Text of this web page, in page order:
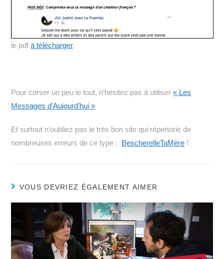
le pdfà télécharger.
Pour corser un peu le tout, n’hésitez pas à utiliser« Les
Messages d’Aujourd’hui »
Et surtout n’oubliez pas le très bon site qui répertorie de
nombreuses erreurs de ce type : BescherelleTaMère !
VOUS DEVRIEZ ÉGALEMENT AIMER